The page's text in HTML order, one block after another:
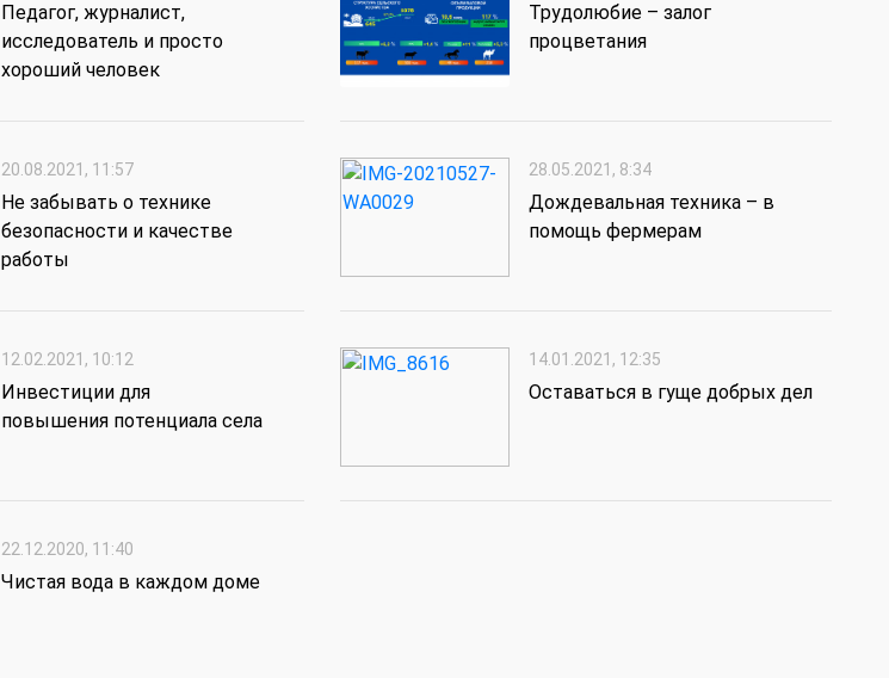
Педагог, журналист,
исследователь и просто
хороший человек
Трудолюбие – залог
процветания
20.08.2021, 11:57
Не забывать о технике
безопасности и качестве
работы
28.05.2021, 8:34
Дождевальная техника – в
помощь фермерам
12.02.2021, 10:12
Инвестиции для
повышения потенциала села
14.01.2021, 12:35
Оставаться в гуще добрых дел
22.12.2020, 11:40
Чистая вода в каждом доме